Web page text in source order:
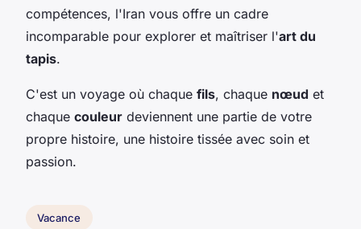
compétences, l'Iran vous offre un cadre
incomparable pour explorer et maîtriser l'art du
tapis.
C'est un voyage où chaque fils, chaque nœud et
chaque couleur deviennent une partie de votre
propre histoire, une histoire tissée avec soin et
passion.
Vacance